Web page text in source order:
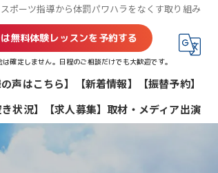
スポーツ指導から体罰パワハラをなくす取り組み
無料体験レッスンを予約する
確定しません。日程のご相談だけでも大歓迎です。
声はこちら】 【新着情報】
【振替予約】
状況】
【求人募集】取材・メディア出演